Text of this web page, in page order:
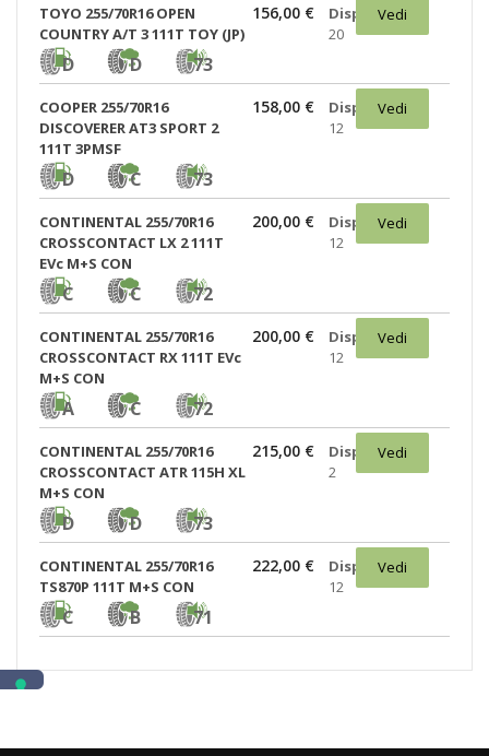
TOYO 255/70R16 OPEN
COUNTRY A/T 3 111T TOY (JP)
D D 73
156,00 €
Disponibili:
20
Vedi
COOPER 255/70R16
DISCOVERER AT3 SPORT 2
111T 3PMSF
D C 73
158,00 €
Disponibili:
12
Vedi
CONTINENTAL 255/70R16
CROSSCONTACT LX 2 111T
EVc M+S CON
C C 72
200,00 €
Disponibili:
12
Vedi
CONTINENTAL 255/70R16
CROSSCONTACT RX 111T EVc
M+S CON
A C 72
200,00 €
Disponibili:
12
Vedi
CONTINENTAL 255/70R16
CROSSCONTACT ATR 115H XL
M+S CON
D D 73
215,00 €
Disponibili:
2
Vedi
CONTINENTAL 255/70R16
TS870P 111T M+S CON
C B 71
222,00 €
Disponibili:
12
Vedi